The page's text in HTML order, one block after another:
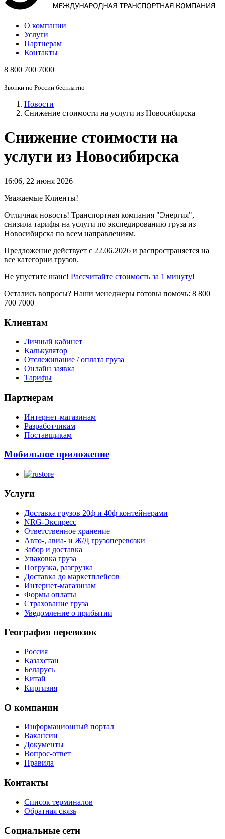
О компании
Услуги
Партнерам
Контакты
8 800 700 7000
Звонки по России бесплатно
Новости
Снижение стоимости на услуги из Новосибирска
Снижение стоимости на
услуги из Новосибирска
16:06, 22 июня 2026
Уважаемые Клиенты!
Отличная новость! Транспортная компания "Энергия",
снизила тарифы на услуги по экспедированию груза из
Новосибирска по всем направлениям.
Предложение действует с 22.06.2026 и распространяется на
все категории грузов.
Не упустите шанс! Рассчитайте стоимость за 1 минуту!
Остались вопросы? Наши менеджеры готовы помочь: 8 800
700 7000
Клиентам
Личный кабинет
Калькулятор
Отслеживание / оплата груза
Онлайн заявка
Тарифы
Партнерам
Интернет-магазинам
Разработчикам
Поставщикам
Мобильное приложение
Услуги
Доставка грузов 20ф и 40ф контейнерами
NRG-Экспресс
Ответственное хранение
Авто-, авиа- и Ж/Д грузоперевозки
Забор и доставка
Упаковка груза
Погрузка, разгрузка
Доставка до маркетплейсов
Интернет-магазинам
Формы оплаты
Страхование груза
Уведомление о прибытии
География перевозок
Россия
Казахстан
Беларусь
Китай
Киргизия
О компании
Информационный портал
Вакансии
Документы
Вопрос-ответ
Правила
Контакты
Список терминалов
Обратная связь
Социальные сети